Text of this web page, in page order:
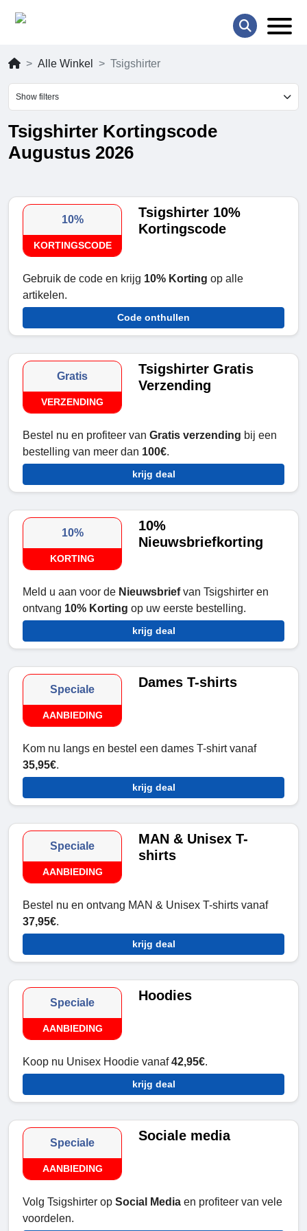
Alle Winkel Tsigshirter
Show filters
Tsigshirter Kortingscode
Augustus 2026
10%
KORTINGSCODE
Tsigshirter 10%
Kortingscode
Gebruik de code en krijg 10% Korting op alle
artikelen.
Code onthullen
Gratis
VERZENDING
Tsigshirter Gratis
Verzending
Bestel nu en profiteer van Gratis verzending bij een
bestelling van meer dan 100€.
krijg deal
10%
KORTING
10%
Nieuwsbriefkorting
Meld u aan voor de Nieuwsbriefvan Tsigshirter en
ontvang 10% Korting op uw eerste bestelling.
krijg deal
Speciale
AANBIEDING
Dames T-shirts
Kom nu langs en bestel een dames T-shirt vanaf
35,95€.
krijg deal
Speciale
AANBIEDING
MAN & Unisex T-
shirts
Bestel nu en ontvang MAN & Unisex T-shirts vanaf
37,95€.
krijg deal
Speciale
AANBIEDING
Hoodies
Koop nu Unisex Hoodie vanaf42,95€.
krijg deal
Speciale
AANBIEDING
Sociale media
Volg Tsigshirter op Social Media en profiteer van vele
voordelen.